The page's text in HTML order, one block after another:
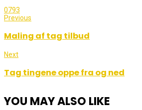
0793
Previous
Maling af tag tilbud
Next
Tag tingene oppe fra og ned
YOU MAY ALSO LIKE